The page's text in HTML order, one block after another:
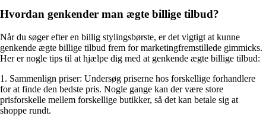
Hvordan genkender man ægte billige tilbud?
Når du søger efter en billig stylingsbørste, er det vigtigt at kunne
genkende ægte billige tilbud frem for marketingfremstillede gimmicks.
Her er nogle tips til at hjælpe dig med at genkende ægte billige tilbud:
1. Sammenlign priser: Undersøg priserne hos forskellige forhandlere
for at finde den bedste pris. Nogle gange kan der være store
prisforskelle mellem forskellige butikker, så det kan betale sig at
shoppe rundt.